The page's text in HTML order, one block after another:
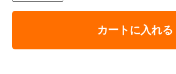
カートに入れる